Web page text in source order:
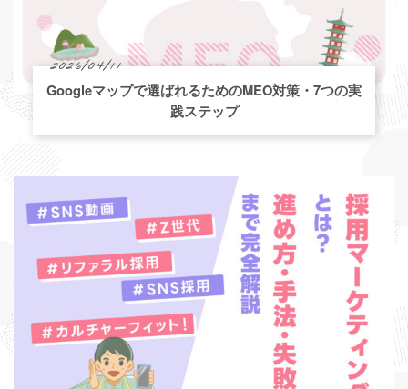
2026/04/11
Googleマップで選ばれるためのMEO対策・7つの実
践ステップ